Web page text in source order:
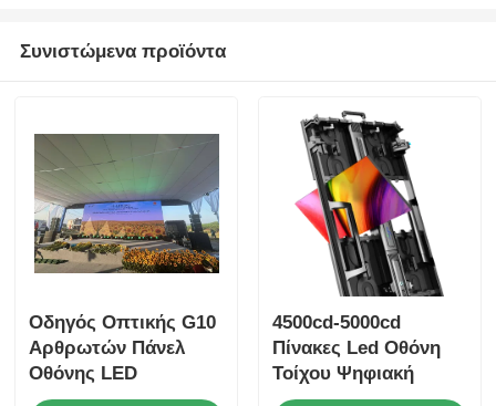
Συνιστώμενα προϊόντα
Οδηγός Οπτικής G10
Αρθρωτών Πάνελ
Οθόνης LED
Προσαρμοσμένη
4500cd-5000cd
Πίνακες Led Οθόνη
Τοίχου Ψηφιακή
Οθόνη για Υπαίθρια